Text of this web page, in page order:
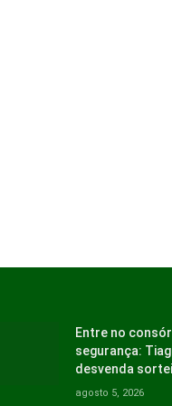
Entre no
segurança:
desvenda
agosto 5, 2026